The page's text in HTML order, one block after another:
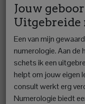
Jouw
Een van mijn
numerologie. Aan
schets ik een
helpt om jouw eigen
consult werkt erg
Numerologie biedt